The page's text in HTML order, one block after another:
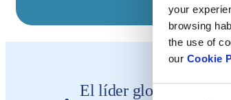
your
browsing
the use of
our Cookie
Consent
El líder global en la